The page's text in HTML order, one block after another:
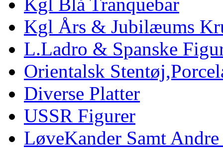
Kgl Års & Jubilæums
L.Ladro & Spanske
Orientalsk
Diverse Platter
USSR Figurer
LøveKander Samt